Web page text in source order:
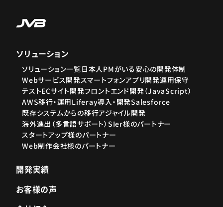
ソリューション
ソリューション一覧日本人PMがいる安心の開発体制
Webサービス開発スマートフォンアプリ開発運用保守
テストECサイト開発フロントエンド開発（JavaScript）
AWS移行・運用Liferay導入・開発Salesforce
既存システムからの移行アジャイル開発
海外進出（多言語サポート） SIer様のパートナー
スタートアップ様のパートナー
Web制作会社様のパートナー
開発実績
お客様の声